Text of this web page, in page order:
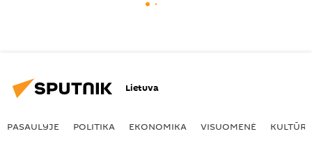
Lietuva
PASAULYJE POLITIKA EKONOMIKA VISUOMENĖ KULTŪRA